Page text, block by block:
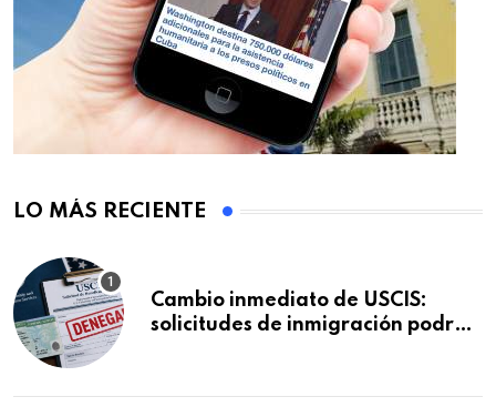
LO MÁS RECIENTE
Cambio inmediato de USCIS:
solicitudes de inmigración podrán